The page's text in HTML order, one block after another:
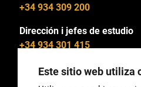
+34 934 309 200
Dirección i jefes de estudio
+34 934 301 415
Este sitio web utiliza